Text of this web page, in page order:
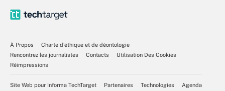
À Propos
Charte d’éthique et de déontologie
Rencontrez les journalistes
Contacts
Utilisation Des Cookies
Réimpressions
Site Web pour Informa TechTarget Partenaires Technologies
Agenda